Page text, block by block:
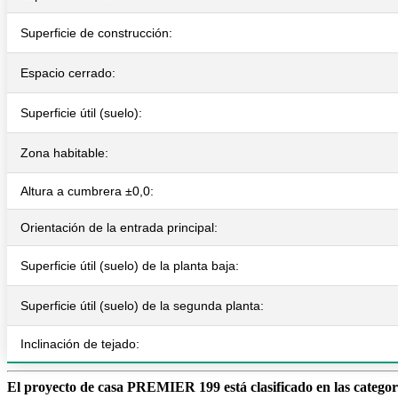
Superficie de construcción:
Espacio cerrado:
Superficie útil (suelo):
Zona habitable:
Altura a cumbrera ±0,0:
Orientación de la entrada principal:
Superficie útil (suelo) de la planta baja:
Superficie útil (suelo) de la segunda planta:
Inclinación de tejado:
El proyecto de casa PREMIER 199 está clasificado en las